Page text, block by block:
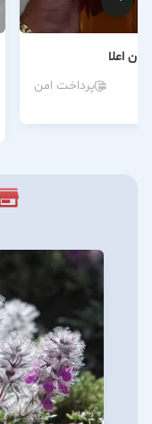
اعلا
پرداخت امن